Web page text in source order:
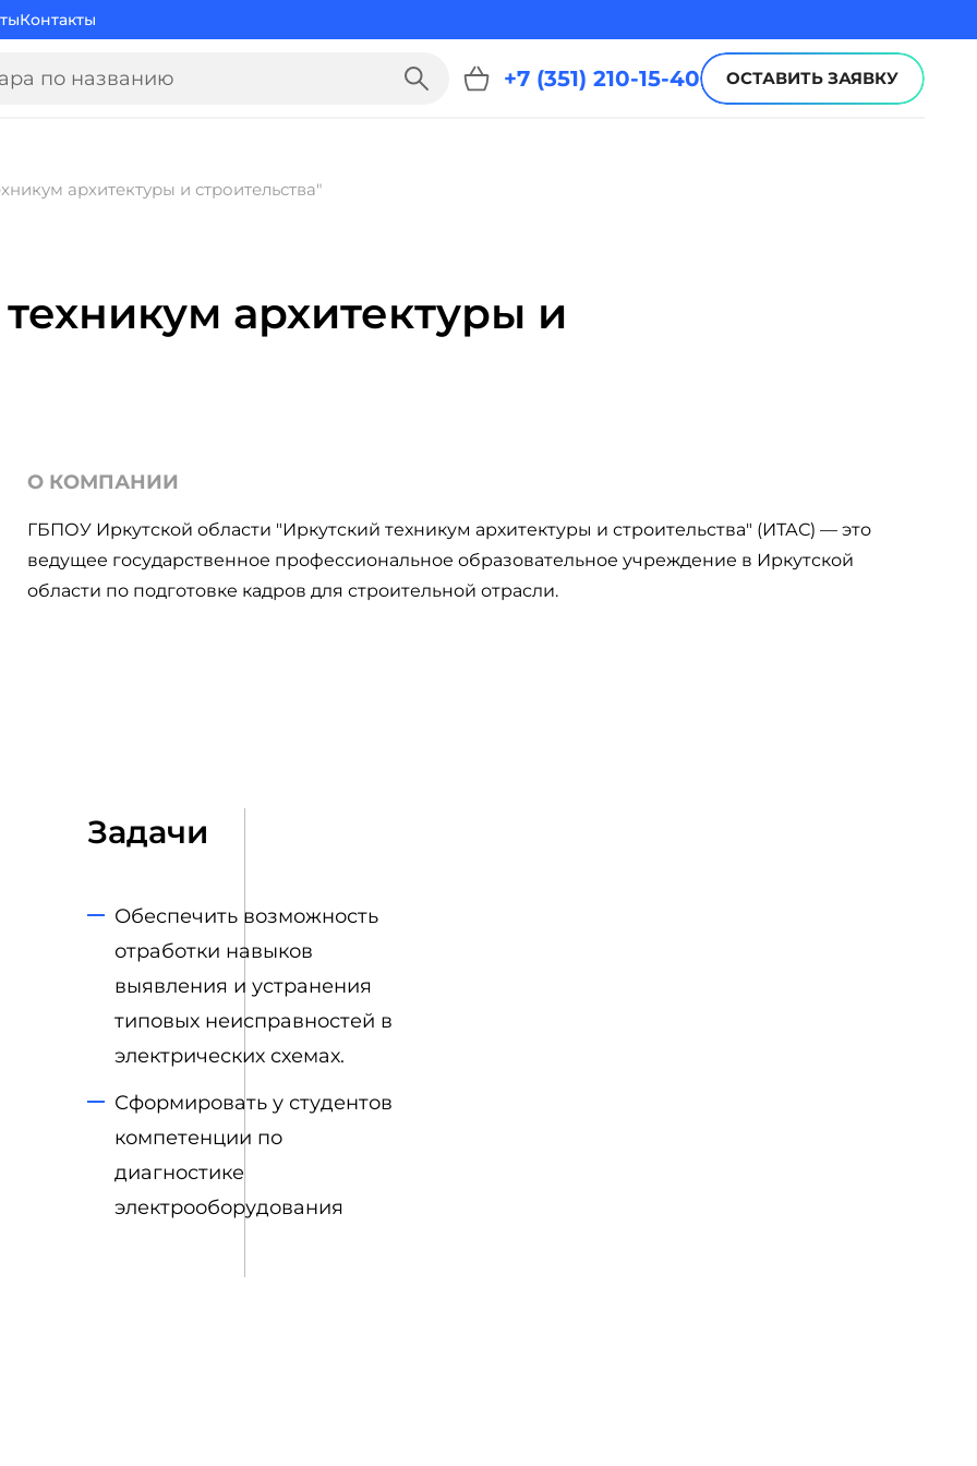
Контакты
+7 (351) 210-15-40 ОСТАВИТЬ ЗАЯВКУ
Средне-специальные учебные заведенияПредприятияПрофессионалитет
архитектуры и строительства"
архитектуры и
О КОМПАНИИ
ГБПОУ Иркутской области "Иркутский техникум архитектуры и строительства" (ИТАС) — это
ведущее государственное профессиональное образовательное учреждение в Иркутской
области по подготовке кадров для строительной отрасли.
Задачи
Обеспечить возможность
отработки навыков
выявления и устранения
типовых неисправностей в
электрических схемах.
Сформировать у студентов
компетенции по
диагностике
электрооборудования